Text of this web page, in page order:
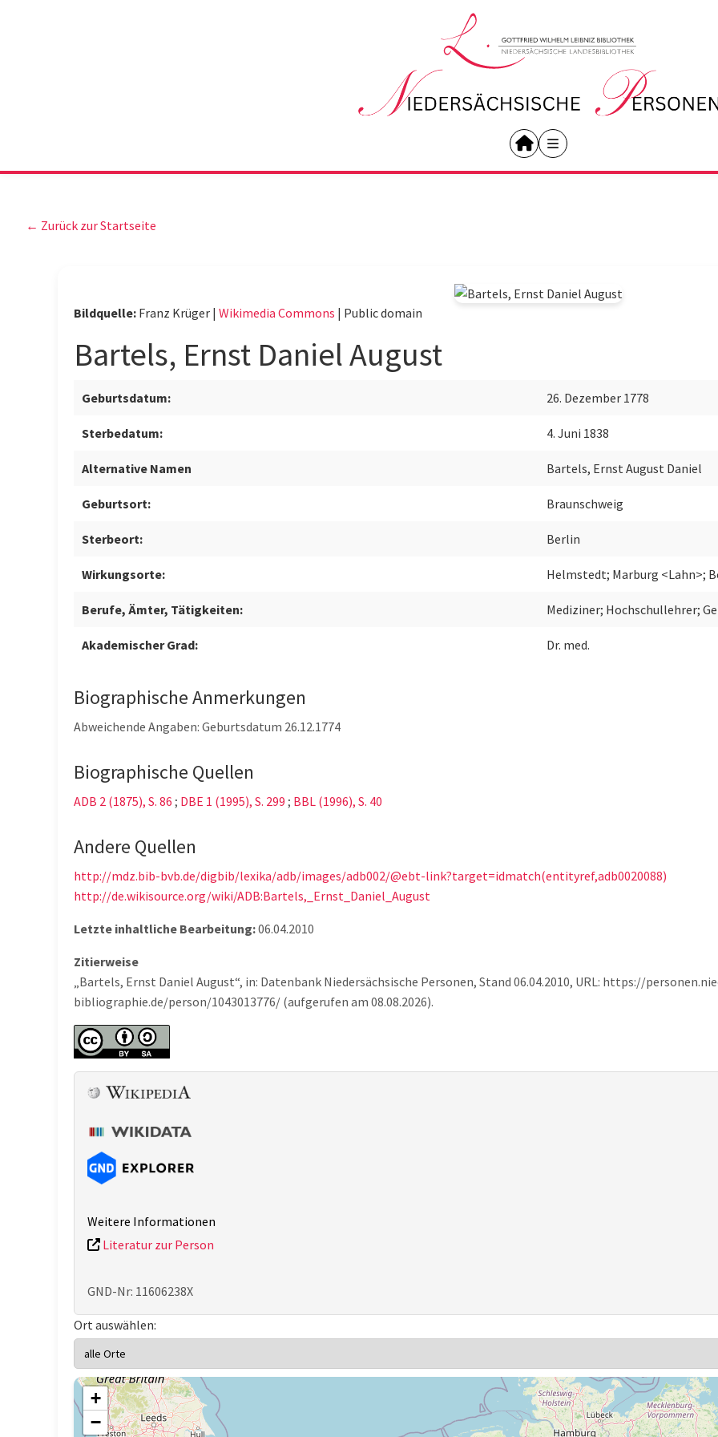
← Zurück zur Startseite
Bartels, Ernst Daniel August
Geburtsdatum: 26. Dezember 1778
Sterbedatum: 4. Juni 1838
Alternative Namen Bartels, Ernst August Daniel
Geburtsort: Braunschweig
Sterbeort: Berlin
Wirkungsorte: Helmstedt; Marburg <Lahn>;
Berufe, Ämter, Tätigkeiten: Mediziner; Hochschullehrer;
Akademischer Grad: Dr. med.
Biographische Anmerkungen
Abweichende Angaben: Geburtsdatum 26.12.1774
Biographische Quellen
ADB 2 (1875), S. 86 ; DBE 1 (1995), S. 299 ; BBL (1996), S. 40
Andere Quellen
http://mdz.bib-bvb.de/digbib/lexika/adb/images/adb002/@ebt-link?target=idmatch(entityref,adb0020088)
http://de.wikisource.org/wiki/ADB:Bartels,_Ernst_Daniel_August
Letzte inhaltliche Bearbeitung:06.04.2010
Zitierweise
„Bartels, Ernst Daniel August“, in: Datenbank Niedersächsische Personen, Stand 06.04.2010, URL: https://
bibliographie.de/person/1043013776/ (aufgerufen am 08.08.2026).
Bildquelle: Franz Krüger | Wikimedia Commons | Public domain
Weitere Informationen
Literatur zur Person
GND-Nr: 11606238X
Ort auswählen:
+
−